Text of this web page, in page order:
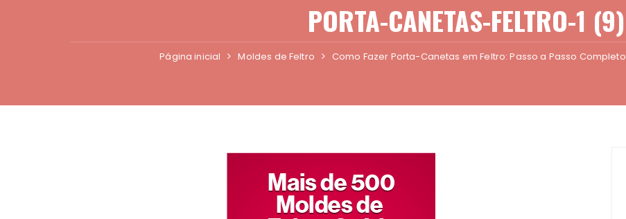
PORTA-CANETAS-FELTRO-1 (9)
Página inicial Moldes de Feltro Como Fazer Porta-Canetas em Feltro: Passo a Passo Completo